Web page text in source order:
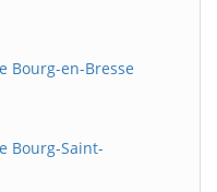
Bourg-en-Bresse
Bourg-Saint-